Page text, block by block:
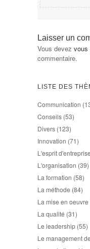
Laisser un
Vous devez vous
commentaire.
LISTE DES
Communication
Conseils (53)
Divers (123)
Innovation (71)
L'esprit d'entreprise
L'organisation (39)
La formation (58)
La méthode (84)
La mise en oeuvre
La qualité (31)
Le leadership (55)
Le management